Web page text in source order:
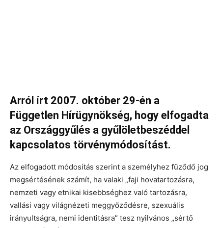
Arról írt 2007. október 29-én a
Független Hírügynökség, hogy elfogadta
az Országgyűlés a gyűlöletbeszéddel
kapcsolatos törvénymódosítást.
Az elfogadott módosítás szerint a személyhez fűződő jog
megsértésének számít, ha valaki „faji hovatartozásra,
nemzeti vagy etnikai kisebbséghez való tartozásra,
vallási vagy világnézeti meggyőződésre, szexuális
irányultságra, nemi identitásra” tesz nyilvános „sértő